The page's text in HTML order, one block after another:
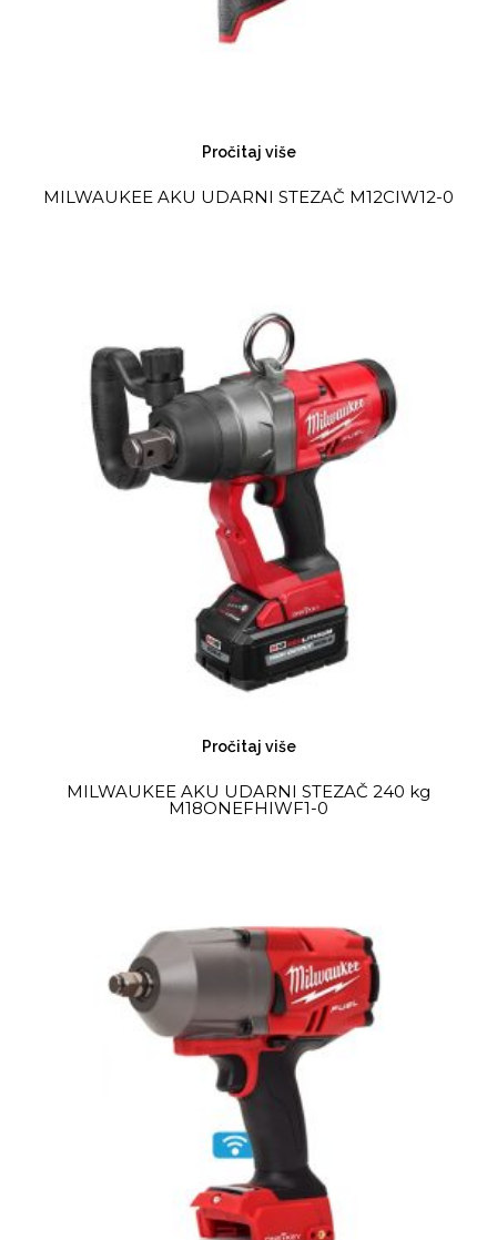
Pročitaj više
MILWAUKEE AKU UDARNI STEZAČ M12CIW12-0
Pročitaj više
MILWAUKEE AKU UDARNI STEZAČ 240 kg
M18ONEFHIWF1-0